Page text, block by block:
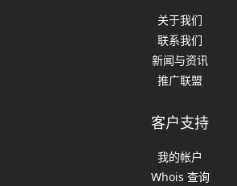
关于我们
联系我们
新闻与资讯
推广联盟
客户支持
我的帐户
Whois 查询